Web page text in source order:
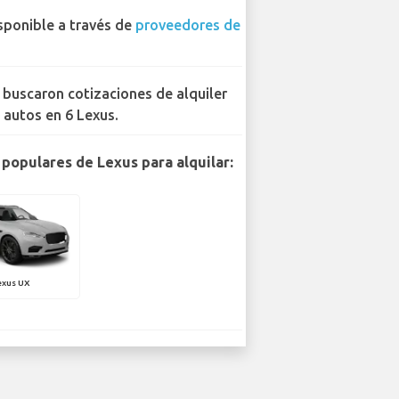
a través de proveedores de
buscaron cotizaciones de alquiler
autos en 6 Lexus.
de Lexus para alquilar:
UX